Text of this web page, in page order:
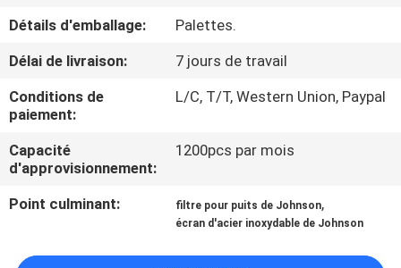
CONTRÔLE
QUALITÉ
CONTACTEZ-
NOUS
Détails d'emballage:
Palettes.
Délai de livraison:
7 jours de travail
Conditions de
paiement:
L/C, T/T, Western Union, Paypal
Capacité
d'approvisionnement:
1200pcs par mois
Point culminant: filtre pour puits de Johnson,
écran d'acier inoxydable de Johnson